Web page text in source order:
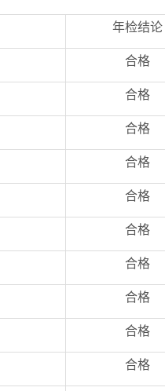
年检结论
合格
合格
合格
合格
合格
合格
合格
合格
合格
合格